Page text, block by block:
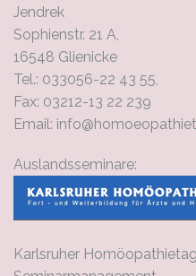
Jendrek
Sophienstr. 21 A,
16548 Glienicke
Tel.: 033056-22 43 55,
Fax: 03212-13 22 239
Email:
Auslandsseminare:
Karlsruher